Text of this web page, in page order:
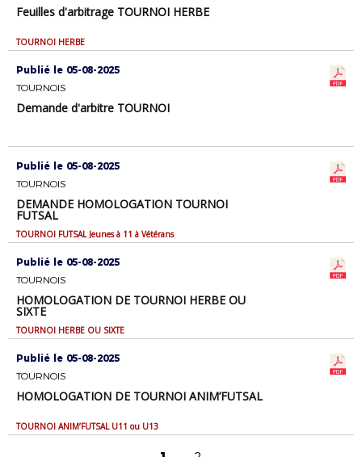
Feuilles d'arbitrage TOURNOI HERBE
TOURNOI HERBE
Publié le 05-08-2025
TOURNOIS
Demande d'arbitre TOURNOI
Publié le 05-08-2025
TOURNOIS
DEMANDE HOMOLOGATION TOURNOI
FUTSAL
TOURNOI FUTSAL Jeunes à 11 à Vétérans
Publié le 05-08-2025
TOURNOIS
HOMOLOGATION DE TOURNOI HERBE OU
SIXTE
TOURNOI HERBE OU SIXTE
Publié le 05-08-2025
TOURNOIS
HOMOLOGATION DE TOURNOI ANIM’FUTSAL
TOURNOI ANIM’FUTSAL U11 ou U13